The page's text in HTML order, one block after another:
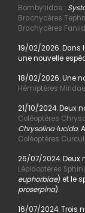
Bombyliidae:
Brachycères
Brachycères
19/02/2026. Dans
une nouvelle
18/02/2026. Une
Hémiptères Miridae
21/10/2024. Deux
Coléoptères
Chrysolina lucida.
Coléoptères
26/07/2024. Deux
Lépidoptères
euphorbiae) et le
proserpina).
16/07/2024. Trois